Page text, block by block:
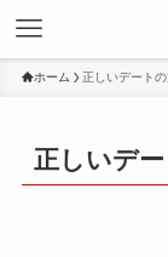
ホーム 正しいデート
正しいデ